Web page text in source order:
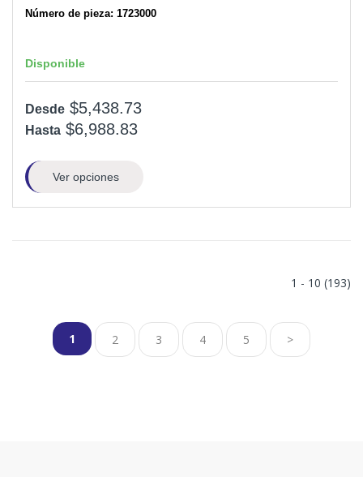
Número de pieza: 1723000
Disponible
Desde $5,438.73
Hasta $6,988.83
Ver opciones
1 - 10 (193)
1 2 3 4 5 >